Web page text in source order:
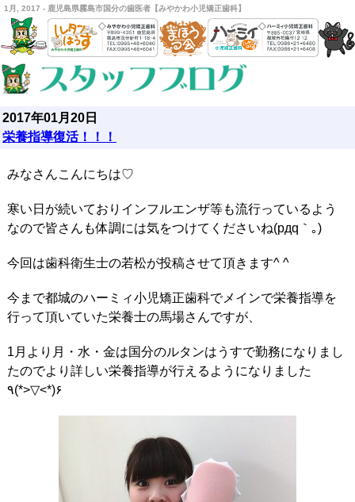
1月, 2017 - 鹿児島県霧島市国分の歯医者【みやかわ小児矯正歯科】
2017年01月20日
栄養指導復活！！！
みなさんこんにちは♡
寒い日が続いておりインフルエンザ等も流行っているよう
なので皆さんも体調には気をつけてくださいね(pдq｀｡)
今回は歯科衛生士の若松が投稿させて頂きます^ ^
今まで都城のハーミィ小児矯正歯科でメインで栄養指導を
行って頂いていた栄養士の馬場さんですが、
1月より月・水・金は国分のルタンはうすで勤務になりまし
たのでより詳しい栄養指導が行えるようになりました
٩(*>▽<*)۶